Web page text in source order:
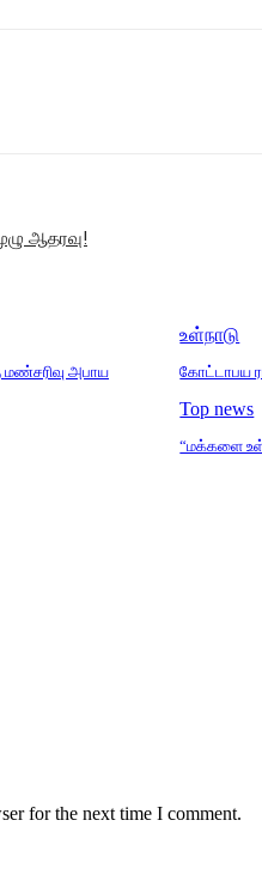
ஆதரவு!
மண்சரிவு அபாய
உள்நாடு
கோட்டாபய
Top news
“மக்களை
for the next time I comment.